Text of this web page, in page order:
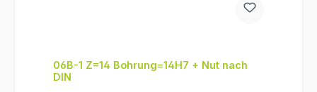
06B-1 Z=14 Bohrung=14H7 + Nut nach
DIN